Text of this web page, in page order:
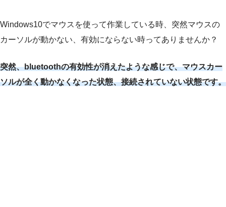
Windows10でマウスを使って作業している時、突然マウスの
カーソルが動かない、有効にならない時ってありませんか？
突然、bluetoothの有効性が消えたような感じで、マウスカー
ソルが全く動かなくなった状態、接続されていない状態です。